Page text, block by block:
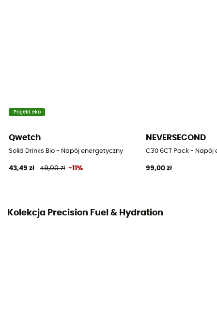
Projekt eko
Qwetch
Solid Drinks Bio - Napój energetyczny
43,49 zł 49,00 zł -11%
NEVERSECOND
C30 6CT Pack - Napój
99,00 zł
Kolekcja Precision Fuel & Hydration